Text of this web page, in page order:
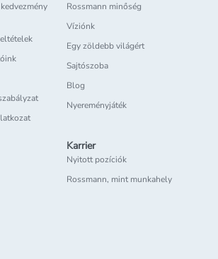
Rossmann minőség
Víziónk
Egy zöldebb világért
Sajtószoba
Blog
Nyereményjáték
Karrier
Nyitott pozíciók
Rossmann, mint munkahely